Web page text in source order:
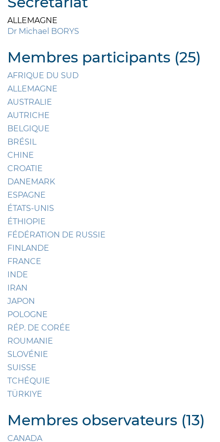
ALLEMAGNE
Dr Michael BORYS
Membres participants (25)
AFRIQUE DU SUD
ALLEMAGNE
AUSTRALIE
AUTRICHE
BELGIQUE
BRÉSIL
CHINE
CROATIE
DANEMARK
ESPAGNE
ÉTATS-UNIS
ÉTHIOPIE
FÉDÉRATION DE RUSSIE
FINLANDE
FRANCE
INDE
IRAN
JAPON
POLOGNE
RÉP. DE CORÉE
ROUMANIE
SLOVÉNIE
SUISSE
TCHÉQUIE
TÜRKIYE
Membres observateurs (13)
CANADA